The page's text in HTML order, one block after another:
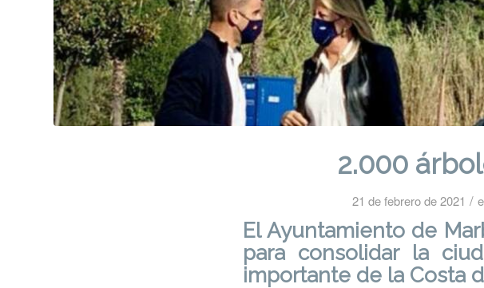
2.000
21 de febrero de 2021 /
El Ayuntamiento de
para consolidar la
importante de la Costa